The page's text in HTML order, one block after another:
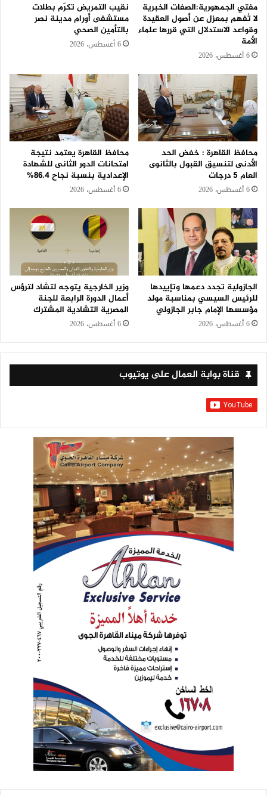
مفتي الجمهورية:الصفات الخبرية
لا تُفهم بمعزل عن أصول العقيدة
وقواعد الاستدلال التي قررها علماء
الأمة
6 أغسطس، 2026
نقيب التمريض تكرّم بطلات
مستشفى أورام مدينة نصر
بالتأمين الصحي
6 أغسطس، 2026
محافظ القاهرة : خفض الحد
الأدنى لتنسيق القبول بالثانوى
العام 5 درجات
6 أغسطس، 2026
محافظ القاهرة يعتمد نتيجة
امتحانات الدور الثانى للشهادة
الإعدادية بنسبة نجاح 86.4%
6 أغسطس، 2026
الجازولية تجدد دعمها وتإييدها
للرئيس السيسي بمناسبة مولد
مؤسسها الإمام جابر الجازولي
6 أغسطس، 2026
وزير الخارجية يتوجه لتشاد لترؤس
أعمال الدورة الرابعة للجنة
المصرية التشادية المشترك
6 أغسطس، 2026
قناة بوابة العمال على يوتيوب